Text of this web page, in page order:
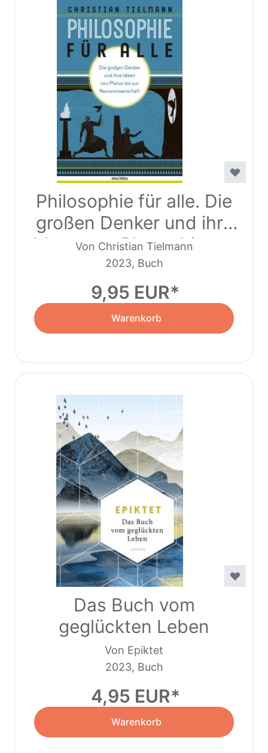
Philosophie für alle. Die
großen Denker und ihre
Ideen von Platon bis zur
Neurowissenschaft
Von Christian Tielmann
2023, Buch
9,95 EUR
Warenkorb
Das Buch vom
geglückten Leben
Von Epiktet
2023, Buch
4,95 EUR
Warenkorb